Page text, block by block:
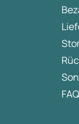
FAQ